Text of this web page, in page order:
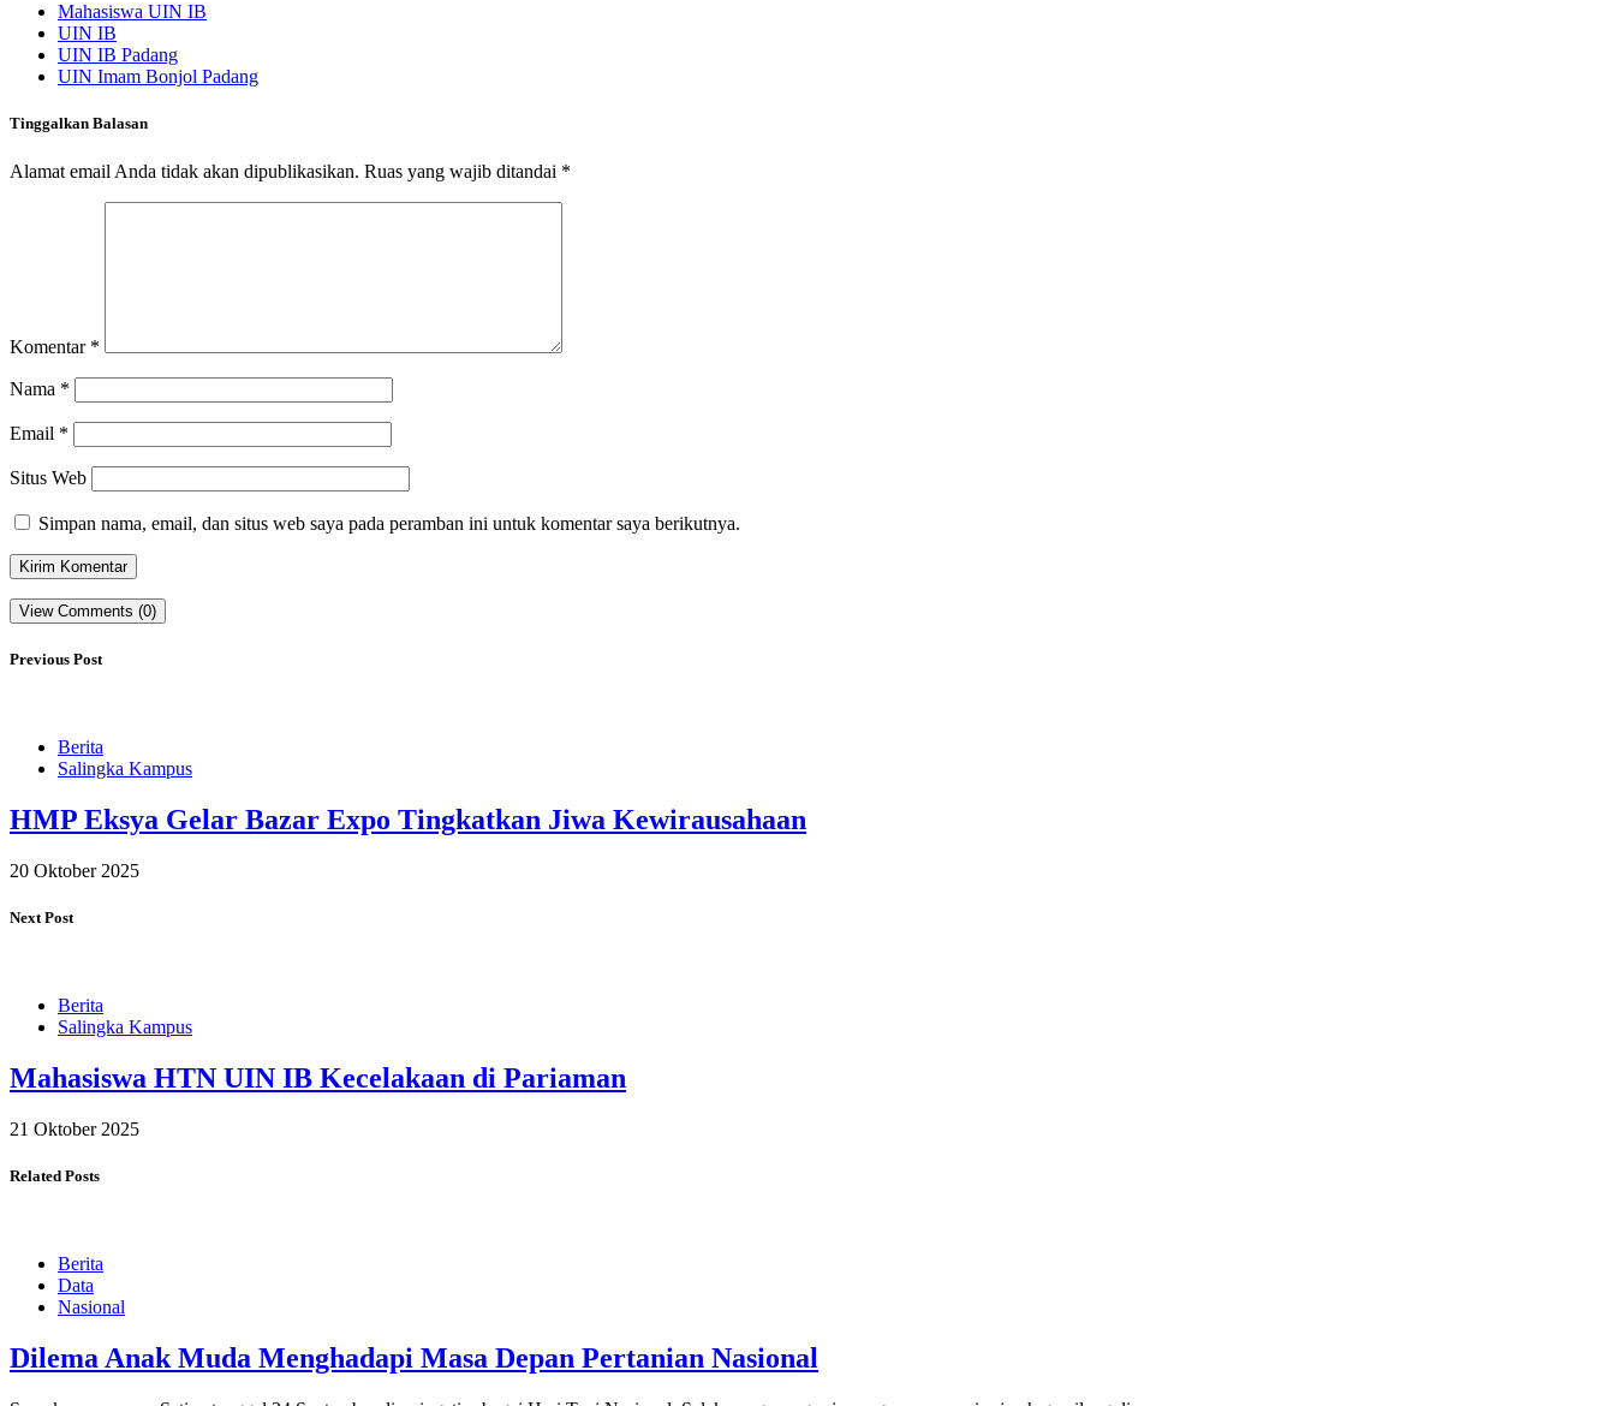
Mahasiswa UIN IB
UIN IB
UIN IB Padang
UIN Imam Bonjol Padang
Tinggalkan Balasan
Alamat email Anda tidak akan dipublikasikan. Ruas yang wajib ditandai *
Komentar *
Nama *
Email *
Situs Web
Simpan nama, email, dan situs web saya pada peramban ini untuk komentar saya berikutnya.
View Comments (0)
Previous Post
Berita
Salingka Kampus
HMP Eksya Gelar Bazar Expo Tingkatkan Jiwa Kewirausahaan
20 Oktober 2025
Next Post
Berita
Salingka Kampus
Mahasiswa HTN UIN IB Kecelakaan di Pariaman
21 Oktober 2025
Related Posts
Berita
Data
Nasional
Dilema Anak Muda Menghadapi Masa Depan Pertanian Nasional